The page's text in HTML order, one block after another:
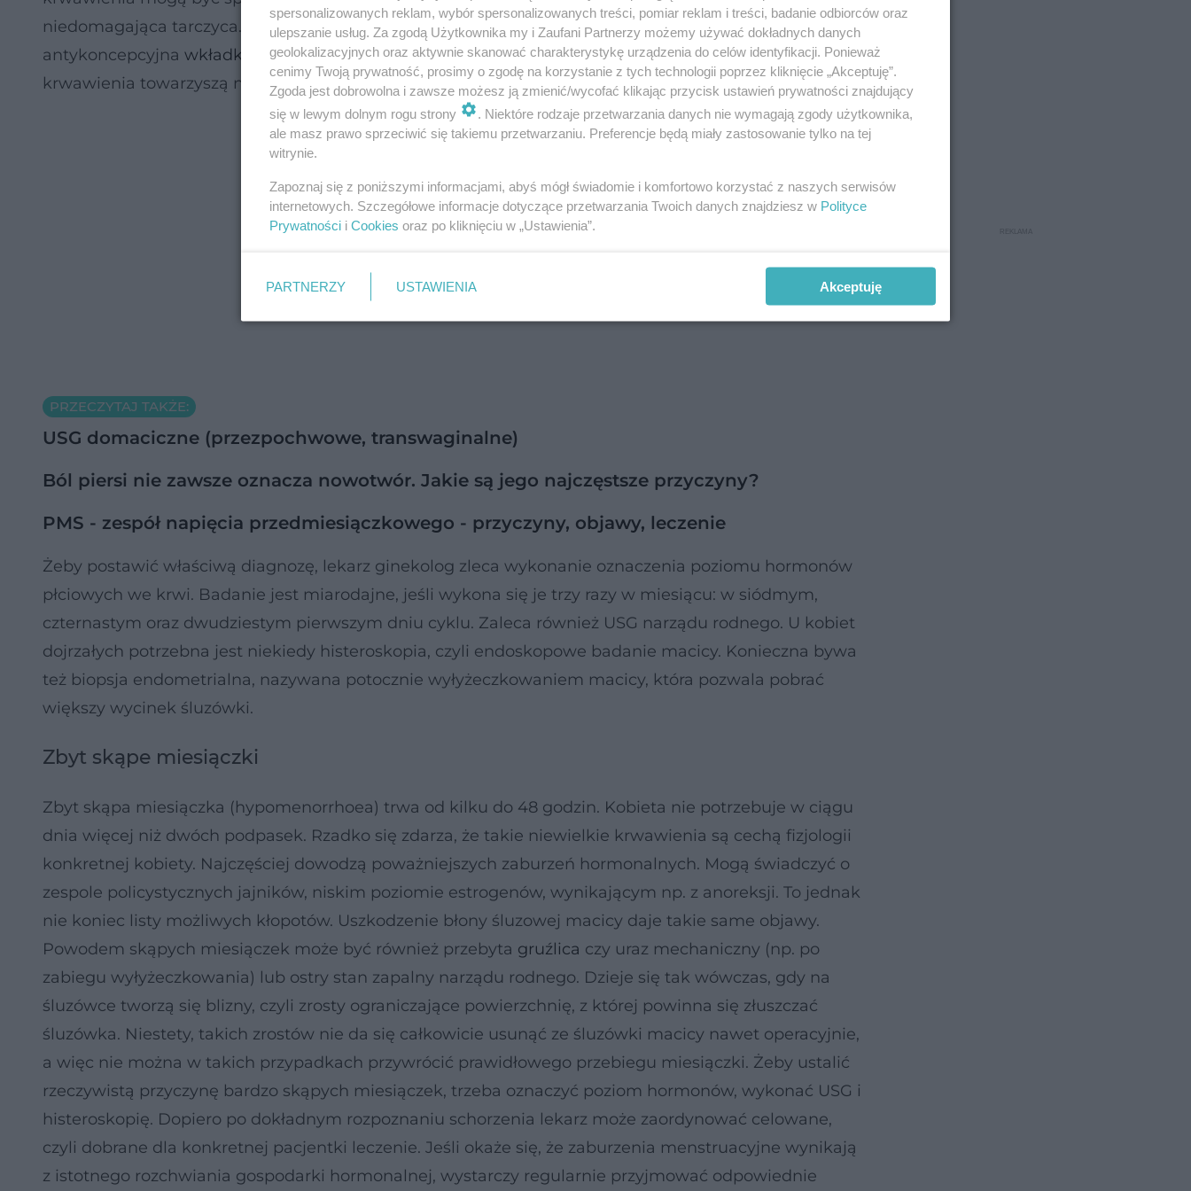
niedomagająca tarczyca. Ale powodem bywa teżendometrioza, polipy,mięśniaki macicy,
antykoncepcyjna wkładka domaciczna(tzw. spirala) lub rozwijająca się infekcja. Bardzo rzadko obfite
krwawienia towarzyszą nowotworowi jajnika.
PRZECZYTAJ TAKŻE:
USG domaciczne (przezpochwowe, transwaginalne)
Ból piersi nie zawsze oznacza nowotwór. Jakie są jego najczęstsze przyczyny?
PMS - zespół napięcia przedmiesiączkowego - przyczyny, objawy, leczenie
Żeby postawić właściwą diagnozę, lekarz ginekolog zleca wykonanie oznaczenia poziomu hormonów
płciowych we krwi. Badanie jest miarodajne, jeśli wykona się je trzy razy w miesiącu: w siódmym,
czternastym oraz dwudziestym pierwszym dniu cyklu. Zaleca również USG narządu rodnego. U kobiet
dojrzałych potrzebna jest niekiedy histeroskopia, czyli endoskopowe badanie macicy. Konieczna bywa
też biopsja endometrialna, nazywana potocznie wyłyżeczkowaniem macicy, która pozwala pobrać
większy wycinek śluzówki.
Zbyt skąpe miesiączki
Zbyt skąpa miesiączka (hypomenorrhoea) trwa od kilku do 48 godzin. Kobieta nie potrzebuje w ciągu
dnia więcej niż dwóch podpasek. Rzadko się zdarza, że takie niewielkie krwawienia są cechą fizjologii
konkretnej kobiety. Najczęściej dowodzą poważniejszych zaburzeń hormonalnych. Mogą świadczyć o
zespole policystycznych jajników, niskim poziomie estrogenów, wynikającym np. z anoreksji. To jednak
nie koniec listy możliwych kłopotów. Uszkodzenie błony śluzowej macicy daje takie same objawy.
Powodem skąpych miesiączek może być również przebyta gruźlica czy uraz mechaniczny (np. po
zabiegu wyłyżeczkowania) lub ostry stan zapalny narządu rodnego. Dzieje się tak wówczas, gdy na
śluzówce tworzą się blizny, czyli zrosty ograniczające powierzchnię, z której powinna się złuszczać
śluzówka. Niestety, takich zrostów nie da się całkowicie usunąć ze śluzówki macicy nawet operacyjnie,
a więc nie można w takich przypadkach przywrócić prawidłowego przebiegu miesiączki. Żeby ustalić
rzeczywistą przyczynę bardzo skąpych miesiączek, trzeba oznaczyć poziom hormonów, wykonać USG i
histeroskopię. Dopiero po dokładnym rozpoznaniu schorzenia lekarz może zaordynować celowane,
czyli dobrane dla konkretnej pacjentki leczenie. Jeśli okaże się, że zaburzenia menstruacyjne wynikają
z istotnego rozchwiania gospodarki hormonalnej, wystarczy regularnie przyjmować odpowiednie
spersonalizowanych reklam, wybór spersonalizowanych treści, pomiar reklam i treści, badanie odbiorców oraz
ulepszanie usług. Za zgodą Użytkownika my i Zaufani Partnerzy możemy używać dokładnych danych
geolokalizacyjnych oraz aktywnie skanować charakterystykę urządzenia do celów identyfikacji. Ponieważ
cenimy Twoją prywatność, prosimy o zgodę na korzystanie z tych technologii poprzez kliknięcie „Akceptuję”.
Zgoda jest dobrowolna i zawsze możesz ją zmienić/wycofać klikając przycisk ustawień prywatności znajdujący
się w lewym dolnym rogu strony
. Niektóre rodzaje przetwarzania danych nie wymagają zgody użytkownika,
ale masz prawo sprzeciwić się takiemu przetwarzaniu. Preferencje będą miały zastosowanie tylko na tej
witrynie.
Zapoznaj się z poniższymi informacjami, abyś mógł świadomie i komfortowo korzystać z naszych serwisów
internetowych. Szczegółowe informacje dotyczące przetwarzania Twoich danych znajdziesz w Polityce
Prywatności i Cookies oraz po kliknięciu w „Ustawienia”.
PARTNERZY USTAWIENIA Akceptuję